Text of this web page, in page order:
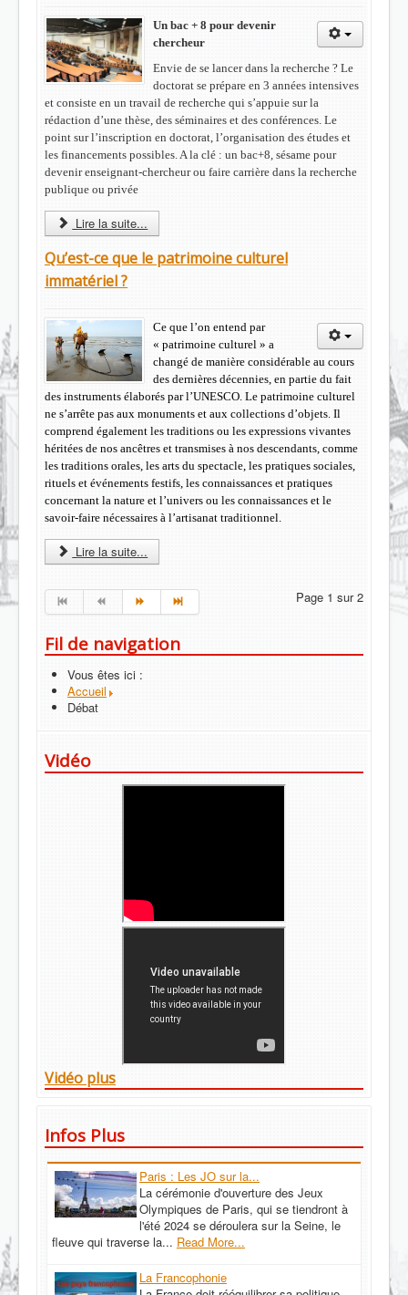
Un bac + 8 pour devenir
chercheur
Envie de se lancer dans la recherche ? Le
doctorat se prépare en 3 années intensives
et consiste en un travail de recherche qui s’appuie sur la
rédaction d’une thèse, des séminaires et des conférences. Le
point sur l’inscription en doctorat, l’organisation des études et
les financements possibles. A la clé : un bac+8, sésame pour
devenir enseignant-chercheur ou faire carrière dans la recherche
publique ou privée
Lire la suite...
Qu’est-ce que le patrimoine culturel
immatériel ?
Ce que l’on entend par
« patrimoine culturel » a
changé de manière considérable au cours
des dernières décennies, en partie du fait
des instruments élaborés par l’UNESCO. Le patrimoine culturel
ne s’arrête pas aux monuments et aux collections d’objets. Il
comprend également les traditions ou les expressions vivantes
héritées de nos ancêtres et transmises à nos descendants, comme
les traditions orales, les arts du spectacle, les pratiques sociales,
rituels et événements festifs, les connaissances et pratiques
concernant la nature et l’univers ou les connaissances et le
savoir-faire nécessaires à l’artisanat traditionnel.
Lire la suite...
Page 1 sur 2
Fil de navigation
Vous êtes ici :
Accueil
Débat
Vidéo
Vidéo plus
Infos Plus
Paris : Les JO sur la...
La cérémonie d'ouverture des Jeux
Olympiques de Paris, qui se tiendront à
l'été 2024 se déroulera sur la Seine, le
fleuve qui traverse la... Read More...
La Francophonie